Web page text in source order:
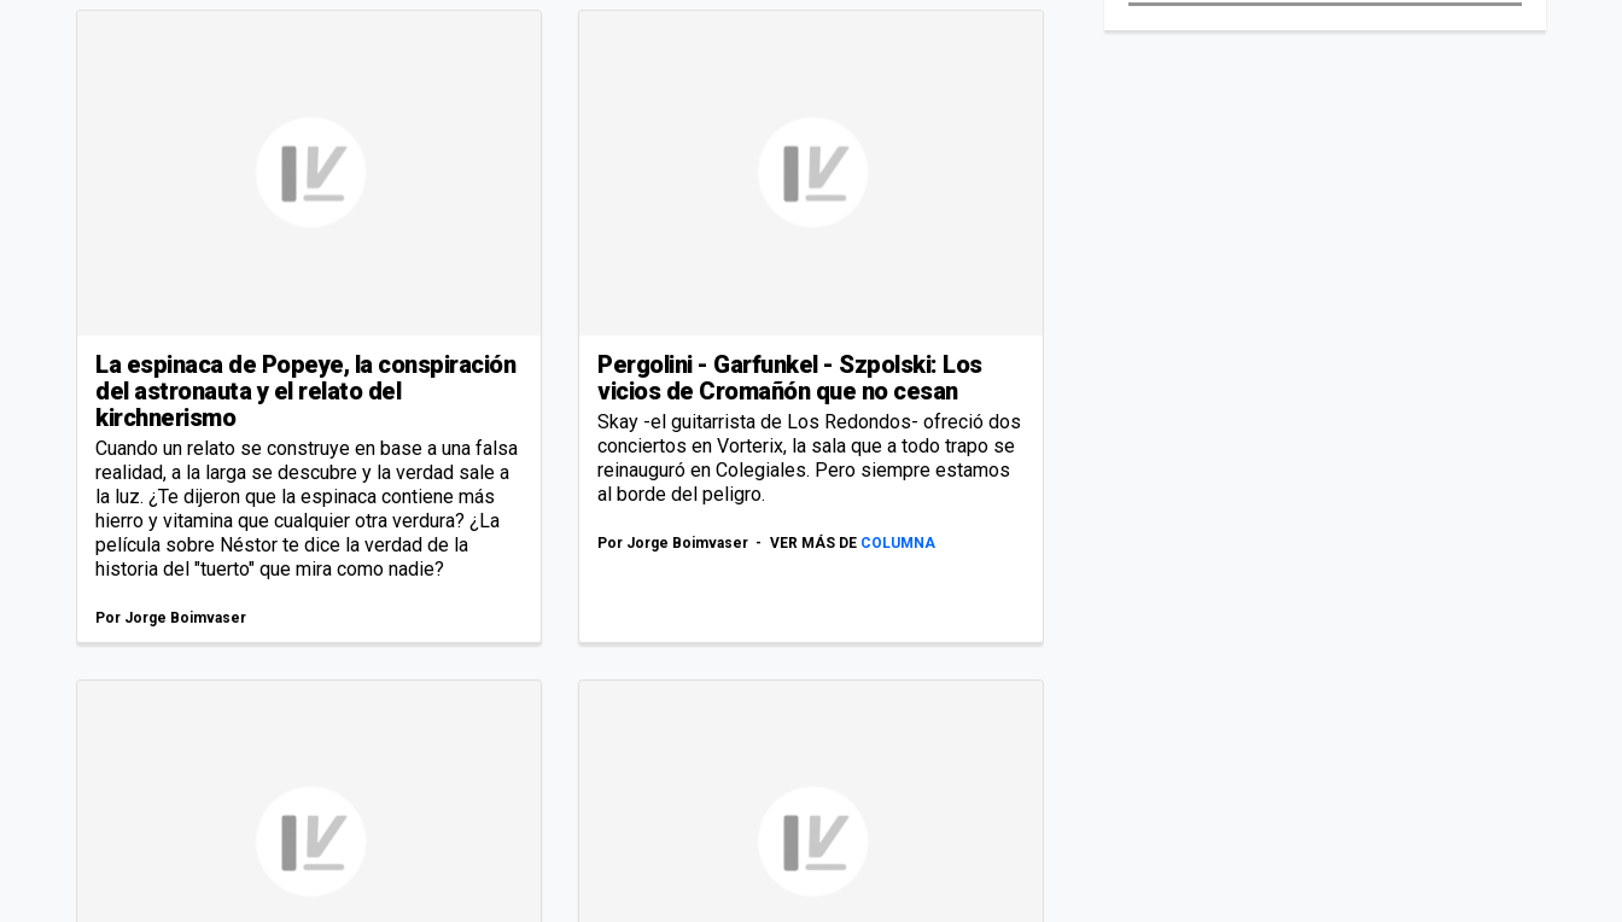
La espinaca de Popeye, la conspiración
del astronauta y el relato del
kirchnerismo
Cuando un relato se construye en base a una falsa
realidad, a la larga se descubre y la verdad sale a
la luz. ¿Te dijeron que la espinaca contiene más
hierro y vitamina que cualquier otra verdura? ¿La
película sobre Néstor te dice la verdad de la
historia del "tuerto" que mira como nadie?
Por Jorge Boimvaser
Pergolini - Garfunkel - Szpolski: Los
vicios de Cromañón que no cesan
Skay -el guitarrista de Los Redondos- ofreció dos
conciertos en Vorterix, la sala que a todo trapo se
reinauguró en Colegiales. Pero siempre estamos
al borde del peligro.
Por Jorge Boimvaser VER MÁS DE COLUMNA